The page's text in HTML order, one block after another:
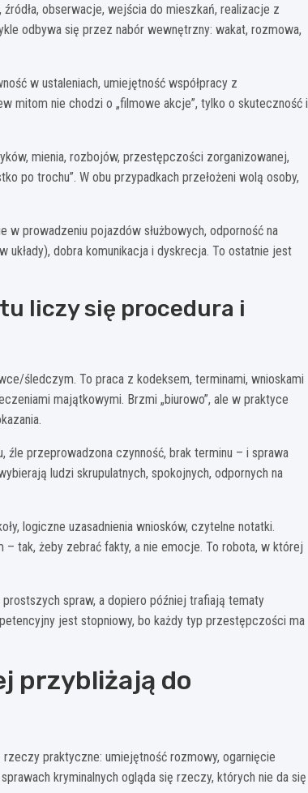
obserwacje, wejścia do mieszkań, realizacje z
odbywa się przez nabór wewnętrzny: wakat, rozmowa,
w ustaleniach, umiejętność współpracy z
mitom nie chodzi o „filmowe akcje”, tylko o skuteczność i
mienia, rozbojów, przestępczości zorganizowanej,
po trochu”. W obu przypadkach przełożeni wolą osoby,
prowadzeniu pojazdów służbowych, odporność na
dobra komunikacja i dyskrecja. To ostatnie jest
liczy się procedura i
śledczym. To praca z kodeksem, terminami, wnioskami
majątkowymi. Brzmi „biurowo”, ale w praktyce
źle przeprowadzona czynność, brak terminu – i sprawa
ludzi skrupulatnych, spokojnych, odpornych na
logiczne uzasadnienia wniosków, czytelne notatki.
tak, żeby zebrać fakty, a nie emocje. To robota, w której
spraw, a dopiero później trafiają tematy
jest stopniowy, bo każdy typ przestępczości ma
przybliżają do
praktyczne: umiejętność rozmowy, ogarnięcie
kryminalnych ogląda się rzeczy, których nie da się